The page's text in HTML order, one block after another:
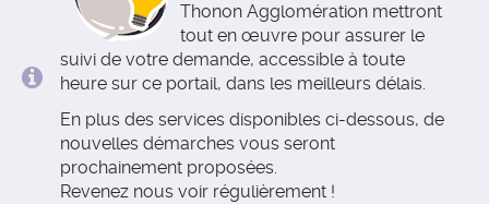
Thonon Agglomération mettront
tout en œuvre pour assurer le
suivi de votre demande, accessible à toute
heure sur ce portail, dans les meilleurs délais.
En plus des services disponibles ci-dessous, de
nouvelles démarches vous seront
prochainement proposées.
Revenez nous voir régulièrement !